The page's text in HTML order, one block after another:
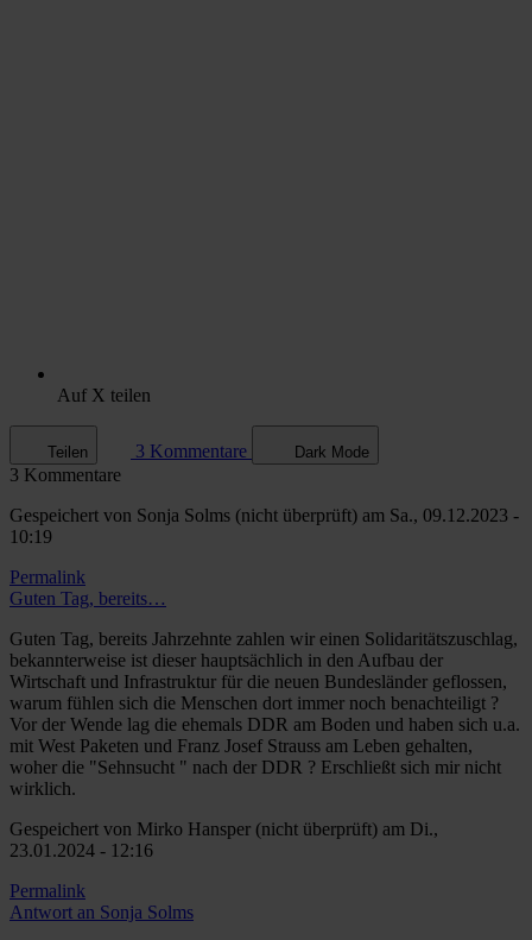
Auf X teilen
Teilen 3 Kommentare Dark Mode
3 Kommentare
Gespeichert von Sonja Solms (nicht überprüft) am Sa., 09.12.2023 -
10:19
Permalink
Guten Tag, bereits…
Guten Tag, bereits Jahrzehnte zahlen wir einen Solidaritätszuschlag,
bekannterweise ist dieser hauptsächlich in den Aufbau der
Wirtschaft und Infrastruktur für die neuen Bundesländer geflossen,
warum fühlen sich die Menschen dort immer noch benachteiligt ?
Vor der Wende lag die ehemals DDR am Boden und haben sich u.a.
mit West Paketen und Franz Josef Strauss am Leben gehalten,
woher die "Sehnsucht " nach der DDR ? Erschließt sich mir nicht
wirklich.
Gespeichert von Mirko Hansper (nicht überprüft) am Di.,
23.01.2024 - 12:16
Permalink
Antwort an Sonja Solms